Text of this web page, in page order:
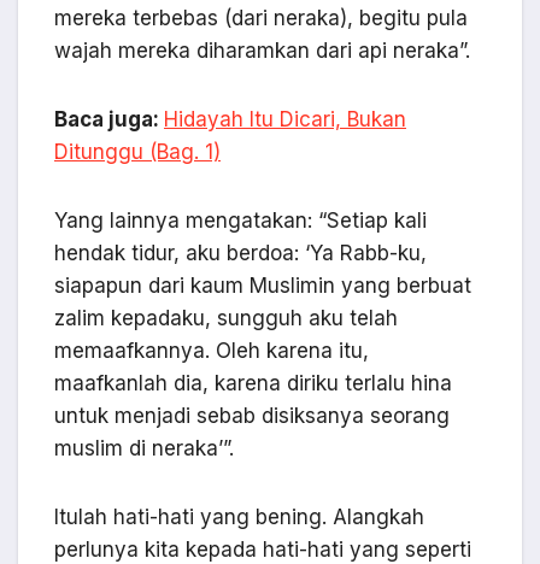
mereka terbebas (dari neraka), begitu pula
wajah mereka diharamkan dari api neraka”.
Baca juga: Hidayah Itu Dicari, Bukan
Ditunggu (Bag. 1)
Yang lainnya mengatakan: “Setiap kali
hendak tidur, aku berdoa: ‘Ya Rabb-ku,
siapapun dari kaum Muslimin yang berbuat
zalim kepadaku, sungguh aku telah
memaafkannya. Oleh karena itu,
maafkanlah dia, karena diriku terlalu hina
untuk menjadi sebab disiksanya seorang
muslim di neraka’”.
Itulah hati-hati yang bening. Alangkah
perlunya kita kepada hati-hati yang seperti